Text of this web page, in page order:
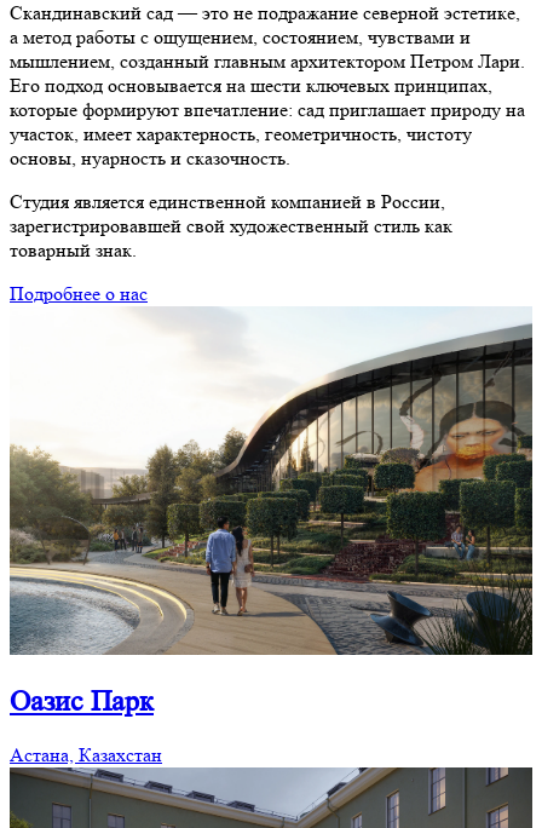
Скандинавский сад— это не подражание северной эстетике,
а метод работы с ощущением, состоянием, чувствами и
мышлением, созданный главным архитектором Петром Лари.
Его подход основывается на шести ключевых принципах,
которые формируют впечатление: сад приглашает природу на
участок, имеет характерность, геометричность, чистоту
основы, нуарность и сказочность.
Студия является единственной компанией в России,
зарегистрировавшей свой художественный стиль как
товарный знак.
Подробнее о нас
Оазис Парк
Астана, Казахстан